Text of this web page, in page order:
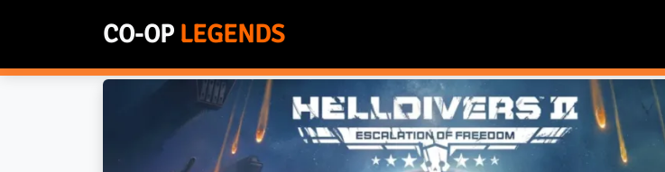
CO-OP LEGENDS
Helldivers™ 2: Das bisher größte